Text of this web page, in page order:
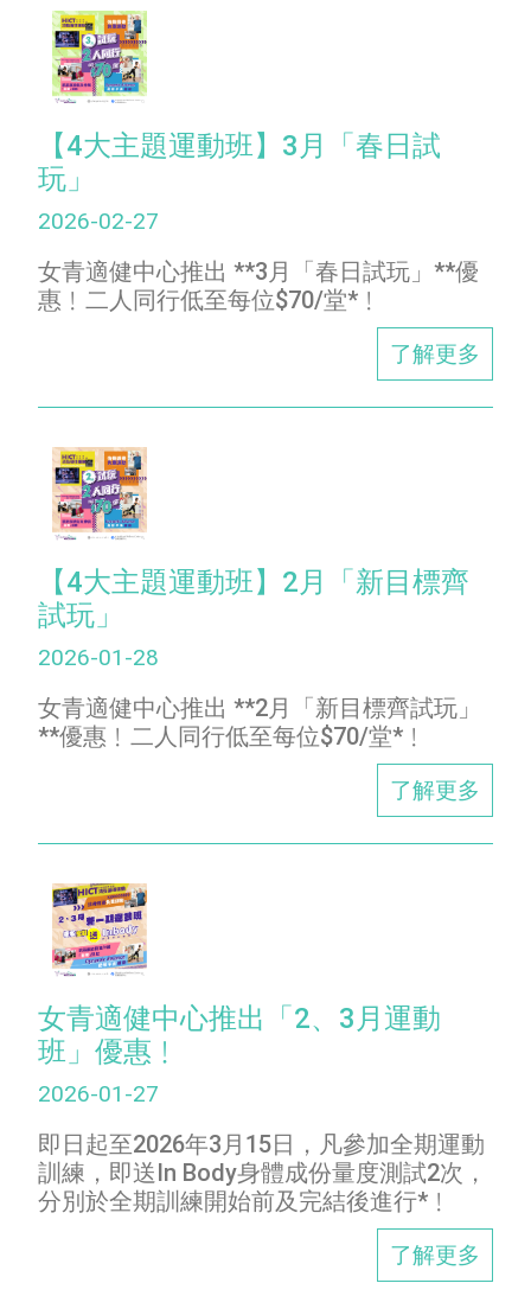
【4大主題運動班】3月「春日試
玩」
2026-02-27
女青適健中心推出 **3月「春日試玩」**優
惠﹗二人同行低至每位$70/堂*﹗
了解更多
【4大主題運動班】2月「新目標齊
試玩」
2026-01-28
女青適健中心推出 **2月「新目標齊試玩」
**優惠﹗二人同行低至每位$70/堂*﹗
了解更多
女青適健中心推出「2、3月運動
班」優惠﹗
2026-01-27
即日起至2026年3月15日，凡參加全期運動
訓練，即送In Body身體成份量度測試2次，
分別於全期訓練開始前及完結後進行*﹗
了解更多